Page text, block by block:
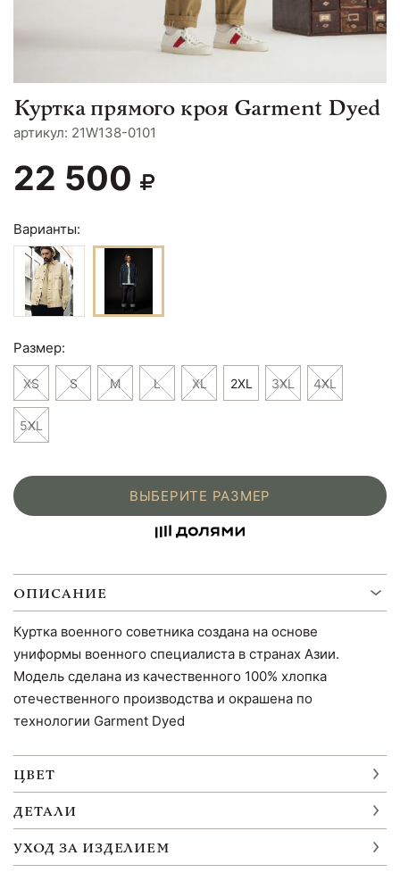
Куртка прямого кроя Garment Dyed
aртикул: 21W138-0101
22 500
Варианты:
Размер:
XS S M L XL 2XL 3XL 4XL
5XL
ВЫБЕРИТЕ РАЗМЕР
ОПИСАНИЕ
Куртка военного советника создана на основе
униформы военного специалиста в странах Азии.
Модель сделана из качественного 100% хлопка
отечественного производства и окрашена по
технологии Garment Dyed
ЦВЕТ
ДЕТАЛИ
УХОД ЗА ИЗДЕЛИЕМ